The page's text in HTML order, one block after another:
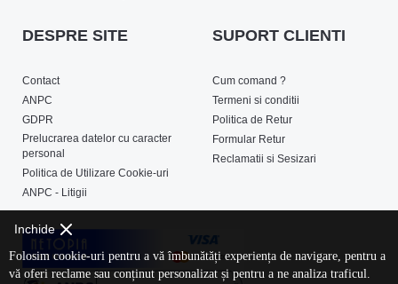
DESPRE SITE
Contact
ANPC
GDPR
Prelucrarea datelor cu caracter
personal
Politica de Utilizare Cookie-uri
ANPC - Litigii
SUPORT CLIENTI
Cum comand ?
Termeni si conditii
Politica de Retur
Formular Retur
Reclamatii si Sesizari
Inchide
Folosim cookie-uri pentru a vă îmbunătăți experiența de navigare, pentru a
vă oferi reclame sau conținut personalizat și pentru a ne analiza traficul.